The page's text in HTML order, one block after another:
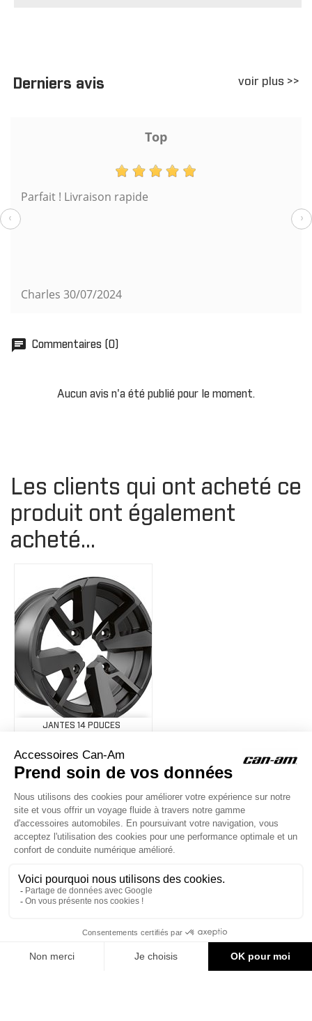
AJOUTER AU PANIER
Derniers avis voir plus >>
Top
Parfait ! Livraison rapide
Charles 30/07/2024
‹ ›
chat Commentaires (0)
Aucun avis n'a été publié pour le moment.
Les clients qui ont acheté ce
produit ont également
acheté...
JANTES 14 POUCES
199,39 €
ACCESSOIRES CAN-AM
Le site d'accessoires Can-Am vous propose des accessoires d'origine
pour équiper votre véhicule 3 roues (On Road) ou votre véhicule tout